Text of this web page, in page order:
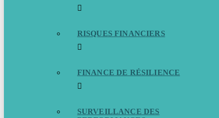
RISQUES FINANCIERS
FINANCE DE RÉSILIENCE
SURVEILLANCE DES